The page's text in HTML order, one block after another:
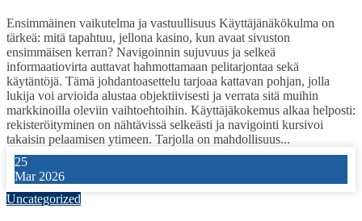
Ensimmäinen vaikutelma ja vastuullisuus Käyttäjänäkökulma on
tärkeä: mitä tapahtuu, jellona kasino, kun avaat sivuston
ensimmäisen kerran? Navigoinnin sujuvuus ja selkeä
informaatiovirta auttavat hahmottamaan pelitarjontaa sekä
käytäntöjä. Tämä johdantoasettelu tarjoaa kattavan pohjan, jolla
lukija voi arvioida alustaa objektiivisesti ja verrata sitä muihin
markkinoilla oleviin vaihtoehtoihin. Käyttäjäkokemus alkaa helposti:
rekisteröityminen on nähtävissä selkeästi ja navigointi kursivoi
takaisin pelaamisen ytimeen. Tarjolla on mahdollisuus...
25
Mar 2026
Uncategorized